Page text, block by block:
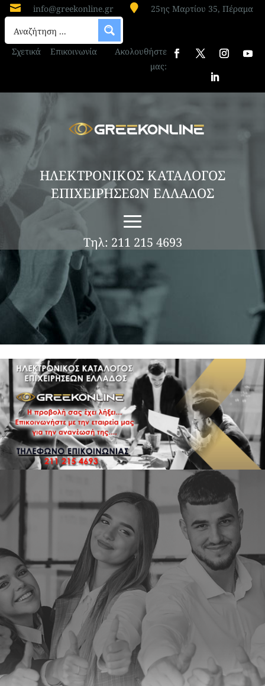
 info@greekonline.gr  25ης Μαρτίου 35, Πέραμα
Σχετικά Επικοινωνία
Ακολουθήστε
μας:
ΗΛΕΚΤΡΟΝΙΚΟΣ ΚΑΤΑΛΟΓΟΣ
ΕΠΙΧΕΙΡΗΣΕΩΝ ΕΛΛΑΔΟΣ
Τηλ: 211 215 4693